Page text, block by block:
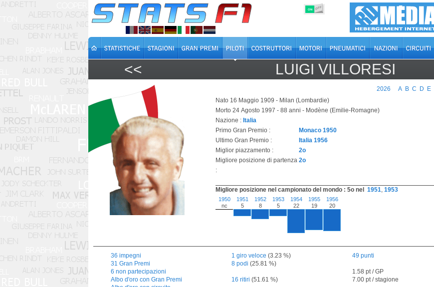
ON OFF
<< LUIGI VILLORESI
2026 A B C D E
Nato 16 Maggio 1909 - Milan (Lombardie)
Morto 24 Agosto 1997 - 88 anni - Modène (Emilie-Romagne)
Nazione : Italia
Primo Gran Premio :
Monaco 1950
Ultimo Gran Premio :
Italia 1956
Miglior piazzamento :
2o
Migliore posizione di partenza
:
2o
Migliore posizione nel campionato del mondo : 5o nel 1951, 1953
1950
nc
1951
5
1952
8
1953
5
1954
22
1955
19
1956
20
36 impegni
31 Gran Premi
6 non partecipazioni
Albo d'oro con Gran Premi
1 giro veloce (3.23 %)
8 podi (25.81 %)
16 ritiri (51.61 %)
49 punti
1.58 pt / GP
7.00 pt / stagione